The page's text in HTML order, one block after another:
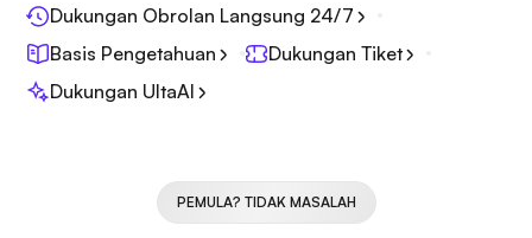
Dukungan Obrolan Langsung 24/7
Basis Pengetahuan
Dukungan Tiket
Dukungan UltaAI
PEMULA? TIDAK MASALAH